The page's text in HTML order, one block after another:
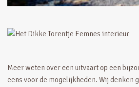
Meer weten over een uitvaart op een
eens voor de mogelijkheden. Wij denken